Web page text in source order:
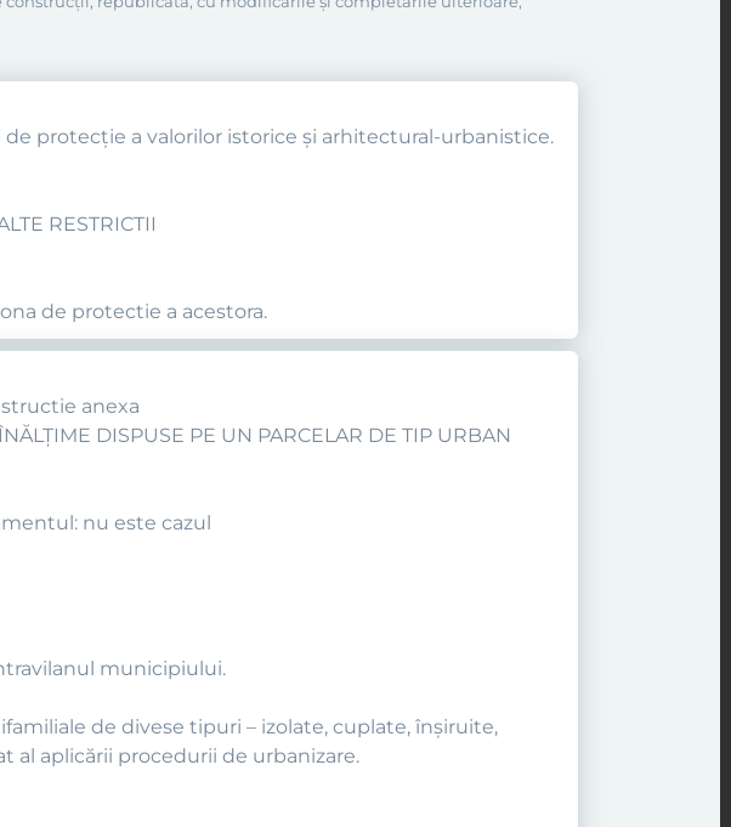
protecţie a valorilor istorice şi arhitectural-urbanistice.
RESTRICTII
de protectie a acestora.
anexa
DISPUSE PE UN PARCELAR DE TIP URBAN
nu este cazul
municipiului.
de divese tipuri – izolate, cuplate, înşiruite,
al aplicării procedurii de urbanizare.